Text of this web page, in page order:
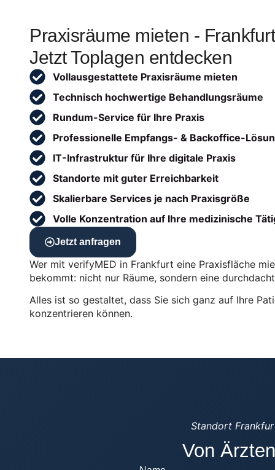
Praxisräume mieten -
Jetzt Toplagen entdecken
Vollausgestattete Praxisräume mieten
Technisch hochwertige Behandlungsräume
Rundum-Service für Ihre Praxis
Professionelle Empfangs- & Backoffice-
IT-Infrastruktur für Ihre digitale Praxis
Standorte mit guter Erreichbarkeit
Skalierbare Services je nach Praxisgröße
Volle Konzentration auf Ihre medizinische
Jetzt anfragen
Wer mit verifyMED in Frankfurt eine Praxisfläche
bekommt: nicht nur Räume, sondern eine
Alles ist so gestaltet, dass Sie sich ganz auf Ihre
konzentrieren können.
Standort
Von